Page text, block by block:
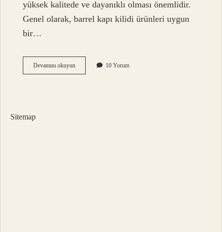
yüksek kalitede ve dayanıklı olması önemlidir.
Genel olarak, barrel kapı kilidi ürünleri uygun
bir…
Devamını okuyunBarel
Kilit
10 Yorum
Sitemap